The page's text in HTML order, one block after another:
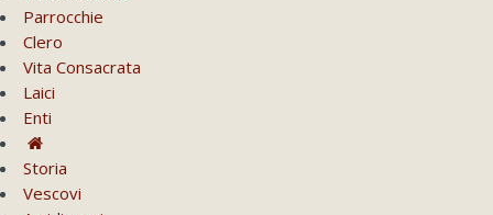
Parrocchie
Clero
Vita Consacrata
Laici
Enti
Storia
Vescovi